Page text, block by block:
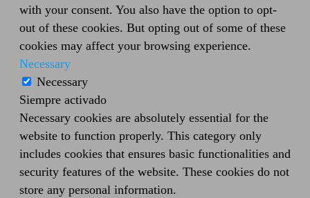
with your consent. You also have the option to opt-
out of these cookies. But opting out of some of these
cookies may affect your browsing experience.
Necessary
Necessary
Siempre activado
Necessary cookies are absolutely essential for the
website to function properly. This category only
includes cookies that ensures basic functionalities and
security features of the website. These cookies do not
store any personal information.